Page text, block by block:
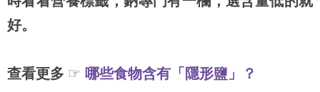
好。
查看更多 ☞ 哪些食物含有「隱形鹽」？